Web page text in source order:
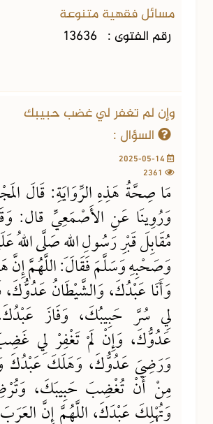
مسائل فقهية متنوعة
رقم الفتوى : 13636
وإن لم تغفر لي غضب حبيبك
السؤال :
مَا صِحَّةُ هَذِهِ الرِّوَايَةِ: قَالَ
وَرُوِينَا عَنِ الأَصْمَعِيِّ قال:
مُقَابِلَ قَبْرِ رَسُولِ اللهِ صَلَّى اللهُ
وَصَحْبِهِ وَسَلَّمَ فَقَالَ: اللَّهُمَّ إِنَّ
وَأَنَا عَبْدُكَ، وَالشَّيْطَانُ
لِي سُرَّ حَبِيبُكَ، وَفَازَ
عَدُوُّكَ، وَإِنْ لَمْ تَغْفِرْ لِي
وَرَضِيَ عَدُوُّكَ، وَهَلَكَ عَبْدُكَ
مِنْ أَنْ تُغْضِبَ حَبِيبَكَ،
وَتُهْلِكَ عَبْدَكَ، اللَّهُمَّ إِنَّ العَرَبَ